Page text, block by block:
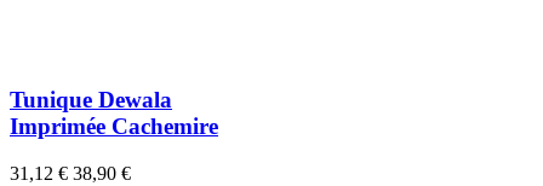
Tunique Dewala
Imprimée Cachemire
31,12 € 38,90 €